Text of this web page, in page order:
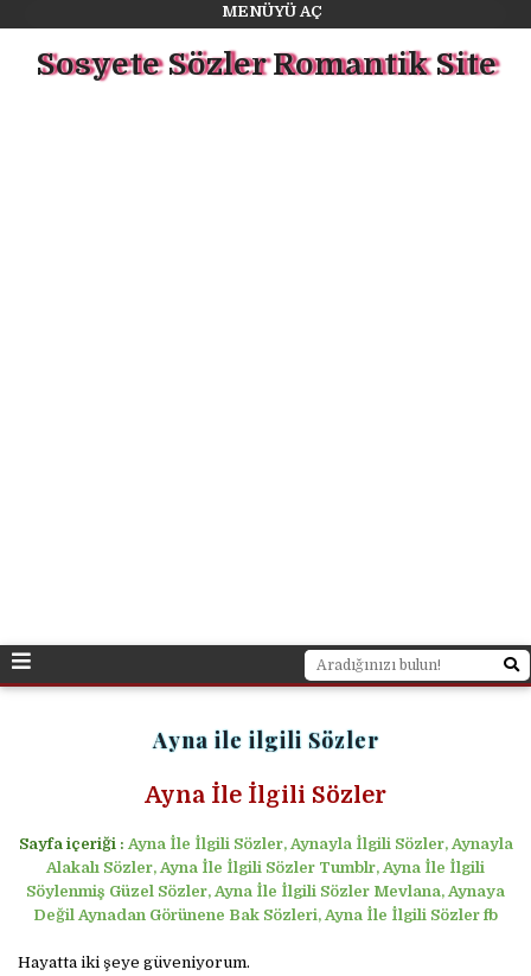
MENÜYÜ AÇ
Sosyete Sözler Romantik Site
Ayna ile ilgili Sözler
Ayna İle İlgili Sözler
Sayfa içeriği : Ayna İle İlgili Sözler, Aynayla İlgili Sözler, Aynayla
Alakalı Sözler, Ayna İle İlgili Sözler Tumblr, Ayna İle İlgili
Söylenmiş Güzel Sözler, Ayna İle İlgili Sözler Mevlana, Aynaya
Değil Aynadan Görünene Bak Sözleri, Ayna İle İlgili Sözler fb
Hayatta iki şeye güveniyorum.